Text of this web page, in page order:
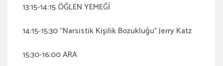
13:15-14:15 ÖĞLEN YEMEĞİ
14:15-15:30 “Narsistik Kişilik Bozukluğu” Jerry Katz
15:30-16:00 ARA